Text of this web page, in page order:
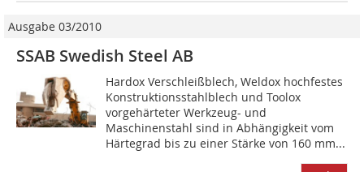
Ausgabe 03/2010
SSAB Swedish Steel AB
Hardox Verschleißblech, Weldox hochfestes
Konstruktions­stahlblech und Toolox
vorgehärteter Werkzeug- und
Maschinenstahl sind in Abhängigkeit vom
Härtegrad bis zu einer Stärke von 160 mm...